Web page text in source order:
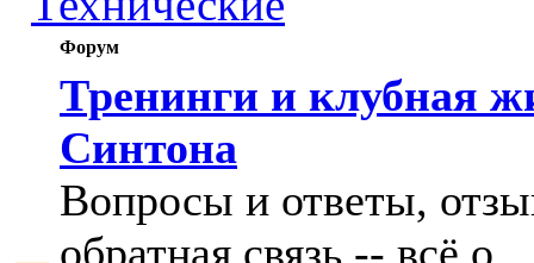
Форум
Тренинги и клубная
Синтона
Вопросы и ответы,
обратная связь -- всё о